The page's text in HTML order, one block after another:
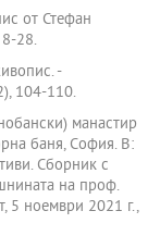
от Стефан
28.
-
104-110.
манастир
баня, София. В:
Сборник с
на проф.
5 ноември 2021 г.,